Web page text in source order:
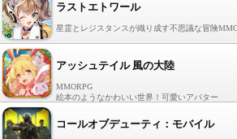
ラストエトワール
星霊とレジスタンスが織り成す不思議な冒険
アッシュテイル 風の大陸
MMORPG
絵本のようなかわいい世界！可愛いアバター
コールオブデューティ：モバイル